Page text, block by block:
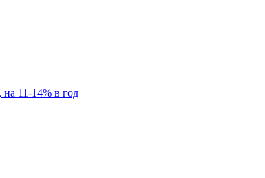
11-14% в год